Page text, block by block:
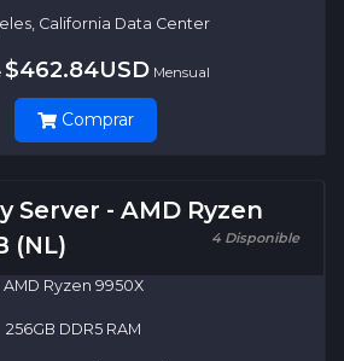
California Data Center
$462.84USD Mensual
Comprar
Server - AMD Ryzen
(NL)
4 Disponible
AMD Ryzen 9950X
256GB DDR5 RAM